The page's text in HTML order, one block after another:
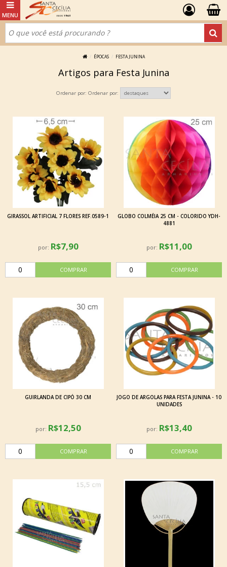
ÉPOCAS FESTA JUNINA
Artigos para Festa Junina
Ordenar por:
GIRASSOL ARTIFICIAL 7 FLORES REF.0589-1
por: R$7,90
GLOBO COLMÉIA 25 CM - COLORIDO YDH-
4881
por: R$11,00
GUIRLANDA DE CIPÓ 30 CM
por: R$12,50
JOGO DE ARGOLAS PARA FESTA JUNINA - 10
UNIDADES
por: R$13,40